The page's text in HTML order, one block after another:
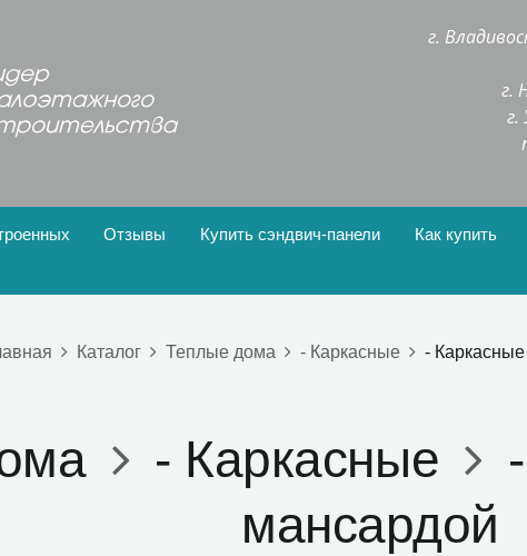
г.
г.
г.
Отзывы Купить сэндвич-панели Как купить
Каталог Теплые дома - Каркасные -
- Каркасные
мансардой